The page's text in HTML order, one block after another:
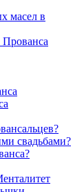
масел в
свадьбами?